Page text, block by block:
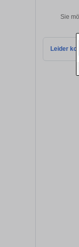
Sie
Leider